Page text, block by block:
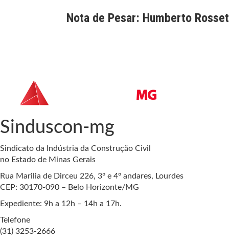
Nota de Pesar: Humberto
Sinduscon-mg
Sindicato da Indústria da Construção Civil
no Estado de Minas Gerais
Rua Marilia de Dirceu 226, 3º e 4º andares, Lourdes
CEP: 30170-090 – Belo Horizonte/MG
Expediente: 9h a 12h – 14h a 17h.
Telefone
(31) 3253-2666